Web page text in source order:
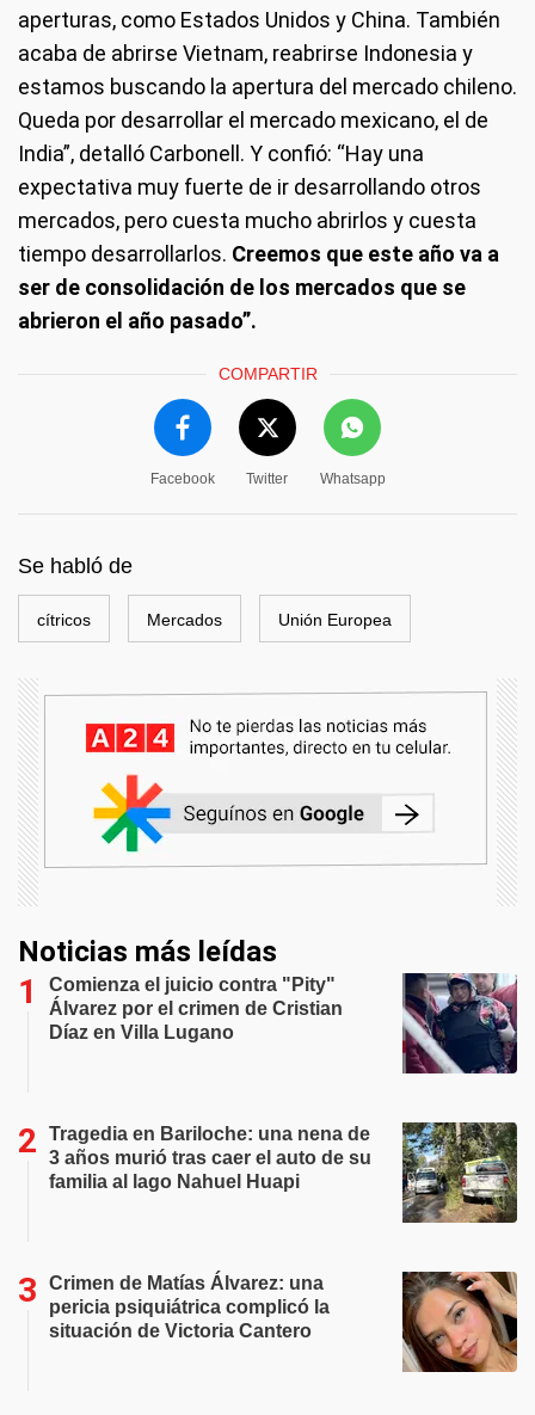
aperturas, como Estados Unidos y China. También
acaba de abrirse Vietnam, reabrirse Indonesia y
estamos buscando la apertura del mercado chileno.
Queda por desarrollar el mercado mexicano, el de
India”, detalló Carbonell. Y confió: “Hay una
expectativa muy fuerte de ir desarrollando otros
mercados, pero cuesta mucho abrirlos y cuesta
tiempo desarrollarlos. Creemos que este año va a
ser de consolidación de los mercados que se
abrieron el año pasado”.
COMPARTIR
Facebook Twitter Whatsapp
Se habló de
cítricos Mercados Unión Europea
Noticias más leídas
Comienza el juicio contra "Pity"
Álvarez por el crimen de Cristian
Díaz en Villa Lugano
Tragedia en Bariloche: una nena de
3 años murió tras caer el auto de su
familia al lago Nahuel Huapi
Crimen de Matías Álvarez: una
pericia psiquiátrica complicó la
situación de Victoria Cantero